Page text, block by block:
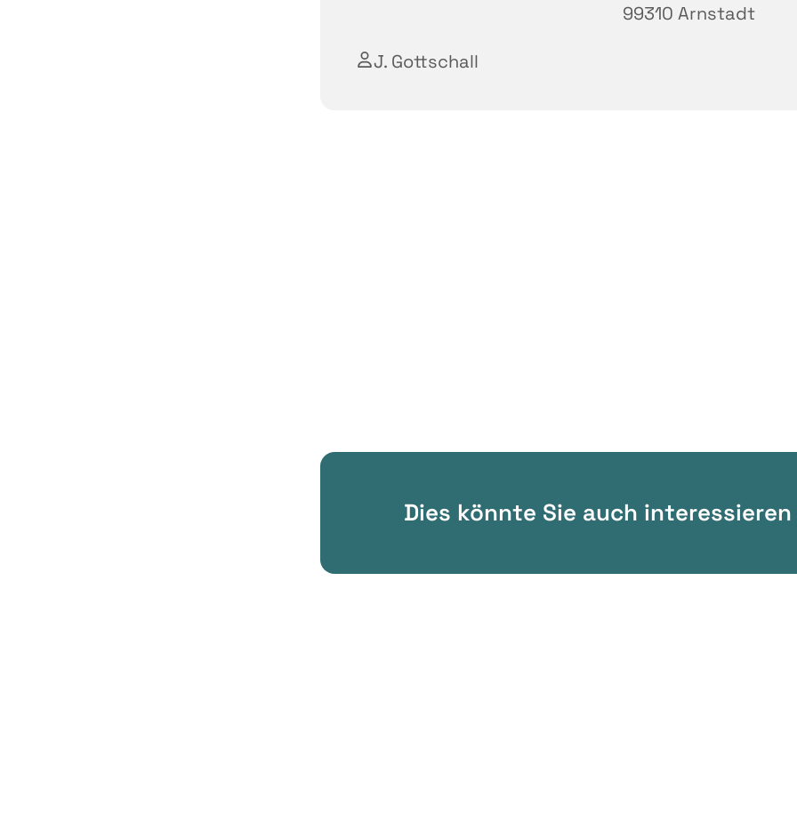
99310 Arnstadt
J. Gottschall
Dies könnte Sie auch interessieren